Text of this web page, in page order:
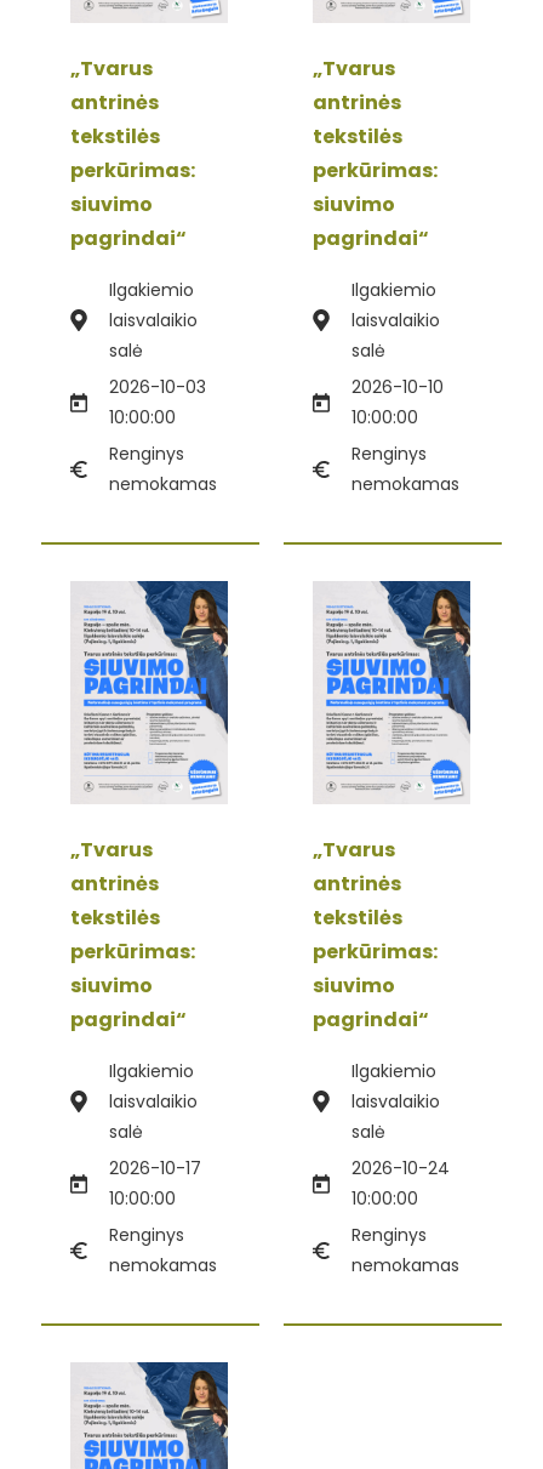
„Tvarus
antrinės
tekstilės
perkūrimas:
siuvimo
pagrindai“
Ilgakiemio
laisvalaikio
salė
2026-10-03
10:00:00
Renginys
nemokamas
„Tvarus
antrinės
tekstilės
perkūrimas:
siuvimo
pagrindai“
Ilgakiemio
laisvalaikio
salė
2026-10-10
10:00:00
Renginys
nemokamas
„Tvarus
antrinės
tekstilės
perkūrimas:
siuvimo
pagrindai“
Ilgakiemio
laisvalaikio
salė
2026-10-17
10:00:00
Renginys
nemokamas
„Tvarus
antrinės
tekstilės
perkūrimas:
siuvimo
pagrindai“
Ilgakiemio
laisvalaikio
salė
2026-10-24
10:00:00
Renginys
nemokamas